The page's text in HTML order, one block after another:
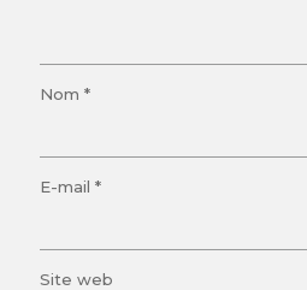
Nom *
E-mail *
Site web